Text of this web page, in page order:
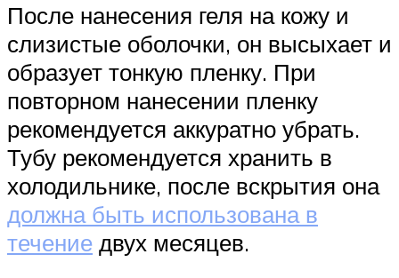
После нанесения геля на кожу и
слизистые оболочки, он высыхает и
образует тонкую пленку. При
повторном нанесении пленку
рекомендуется аккуратно убрать.
Тубу рекомендуется хранить в
холодильнике, после вскрытия она
должна быть использована в
течение двух месяцев.